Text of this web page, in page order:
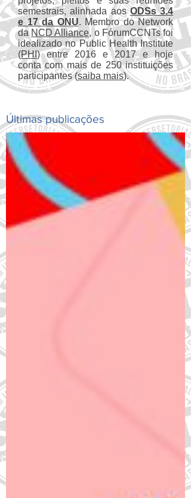
semestrais, alinhada aosODSs 3.4
e 17 da ONU. Membro do Network
da NCD Alliance, o FórumCCNTs foi
idealizado no Public Health Institute
(PHI) entre 2016 e 2017 e hoje
conta com mais de 250 instituições
participantes (saiba mais).
Últimas publicações